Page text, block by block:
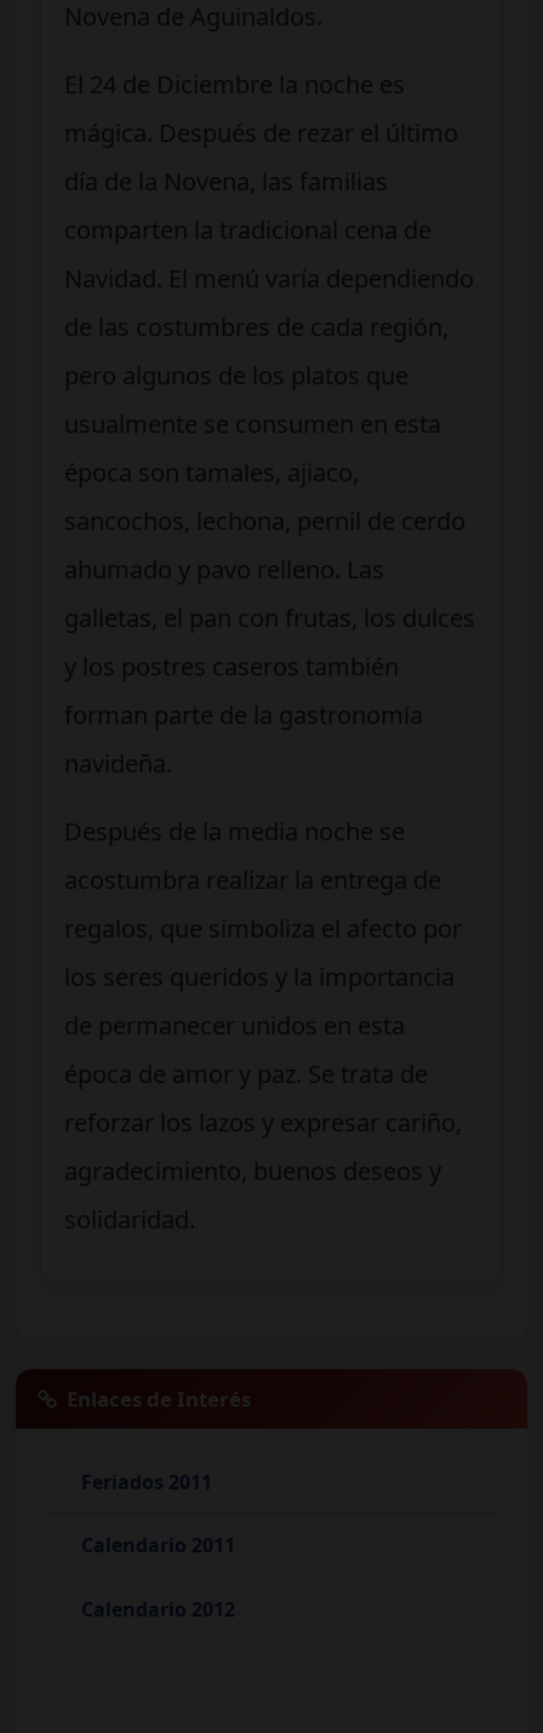
Novena de Aguinaldos.
El 24 de Diciembre la noche es
mágica. Después de rezar el último
día de la Novena, las familias
comparten la tradicional cena de
Navidad. El menú varía dependiendo
de las costumbres de cada región,
pero algunos de los platos que
usualmente se consumen en esta
época son tamales, ajiaco,
sancochos, lechona, pernil de cerdo
ahumado y pavo relleno. Las
galletas, el pan con frutas, los dulces
y los postres caseros también
forman parte de la gastronomía
navideña.
Después de la media noche se
acostumbra realizar la entrega de
regalos, que simboliza el afecto por
los seres queridos y la importancia
de permanecer unidos en esta
época de amor y paz. Se trata de
reforzar los lazos y expresar cariño,
agradecimiento, buenos deseos y
solidaridad.
Enlaces de Interés
Feriados 2011
Calendario 2011
Calendario 2012